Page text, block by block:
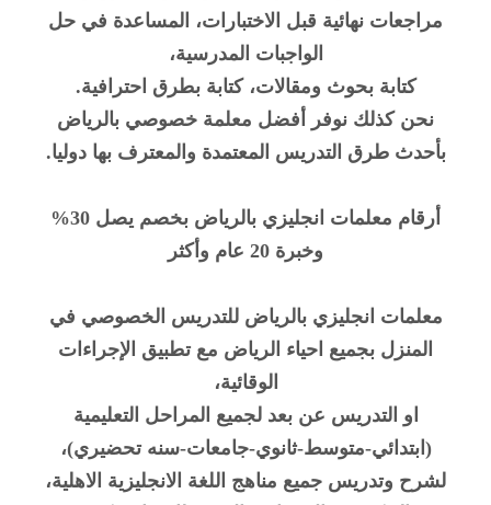
مراجعات نهائية قبل الاختبارات، المساعدة في حل
الواجبات المدرسية،
كتابة بحوث ومقالات، كتابة بطرق احترافية.
نحن كذلك نوفر أفضل معلمة خصوصي بالرياض
بأحدث طرق التدريس المعتمدة والمعترف بها دوليا.
أرقام معلمات انجليزي بالرياض بخصم يصل 30%
وخبرة 20 عام وأكثر
معلمات انجليزي بالرياض للتدريس الخصوصي في
المنزل بجميع احياء الرياض مع تطبيق الإجراءات
الوقائية،
او التدريس عن بعد لجميع المراحل التعليمية
(ابتدائي-متوسط-ثانوي-جامعات-سنه تحضيري)،
لشرح وتدريس جميع مناهج اللغة الانجليزية الاهلية،